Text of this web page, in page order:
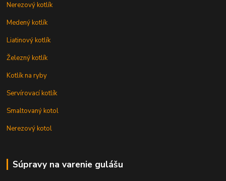
Nerezový kotlík
Medený kotlík
Liatinový kotlík
Železný kotlík
Kotlík na ryby
Servírovací kotlík
Smaltovaný kotol
Nerezový kotol
Súpravy na varenie gulášu